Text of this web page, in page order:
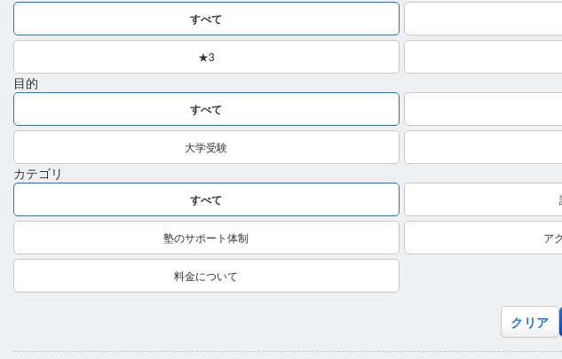
すべて
★3
目的
すべて
大学受験
カテゴリ
すべて
塾のサポート体制 ア
料金について
クリア